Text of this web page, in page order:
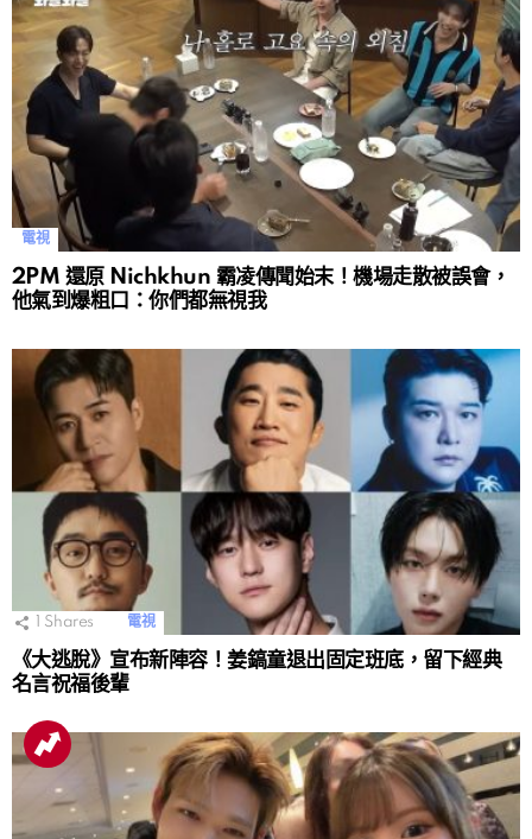
電視
2PM 還原 Nichkhun 霸凌傳聞始末！機場走散被誤會，
他氣到爆粗口：你們都無視我
Shares 電視
《大逃脫》宣布新陣容！姜鎬童退出固定班底，留下經典
名言祝福後輩